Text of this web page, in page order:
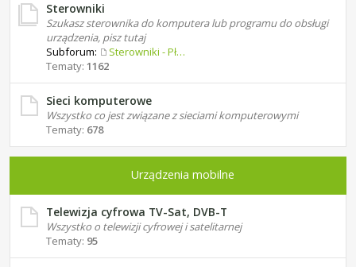
Sterowniki
Szukasz sterownika do komputera lub programu do obsługi
urządzenia, pisz tutaj
Subforum:
Sterowniki - Płyty główne
Tematy: 1162
Sieci komputerowe
Wszystko co jest związane z sieciami komputerowymi
Tematy: 678
Urządzenia mobilne
Telewizja cyfrowa TV-Sat, DVB-T
Wszystko o telewizji cyfrowej i satelitarnej
Tematy: 95